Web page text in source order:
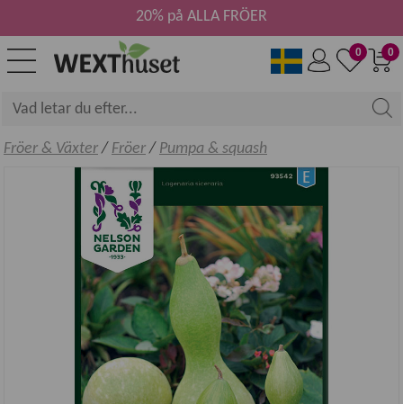
0
0
20% på ALLA FRÖER
Fröer & Växter/ Fröer/ Pumpa & squash